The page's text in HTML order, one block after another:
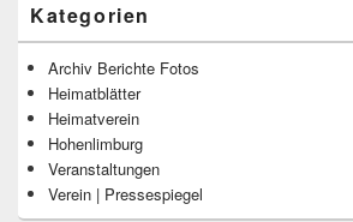
Kategorien
Archiv Berichte Fotos
Heimatblätter
Heimatverein
Hohenlimburg
Veranstaltungen
Verein | Pressespiegel